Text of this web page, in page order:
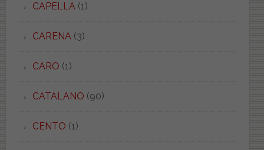
CAPELLA(1)
CARENA(3)
CARO (1)
CATALANO (90)
CENTO (1)